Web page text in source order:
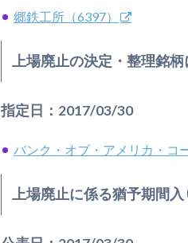
郷鉄工所（6397）
上場廃止の決定・整理銘
指定日：2017/03/30
バンク・オブ・アメリカ・コ
上場廃止に係る猶予期間入